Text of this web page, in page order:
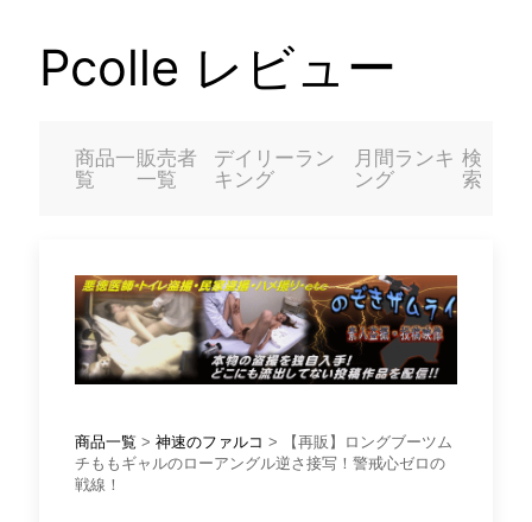
Pcolle レビュー
商品一
覧
販売者
一覧
デイリーラン
キング
月間ランキ
ング
検
索
商品一覧 > 神速のファルコ > 【再販】ロングブーツム
チももギャルのローアングル逆さ接写！警戒心ゼロの
戦線！